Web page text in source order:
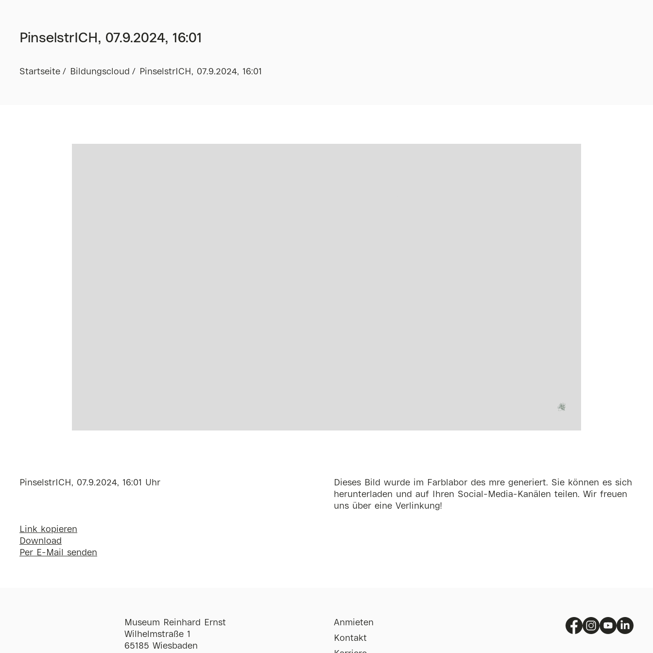
PinselstrICH, 07.9.2024, 16:01
Startseite Bildungscloud PinselstrICH, 07.9.2024, 16:01
PinselstrICH, 07.9.2024, 16:01 Uhr
Link kopieren
Download
Per E-Mail senden
Dieses Bild wurde im Farblabor des mre generiert. Sie können es sich
herunterladen und auf Ihren Social-Media-Kanälen teilen. Wir freuen
uns über eine Verlinkung!
Museum Reinhard Ernst
Wilhelmstraße 1
65185 Wiesbaden
Anmieten
Kontakt